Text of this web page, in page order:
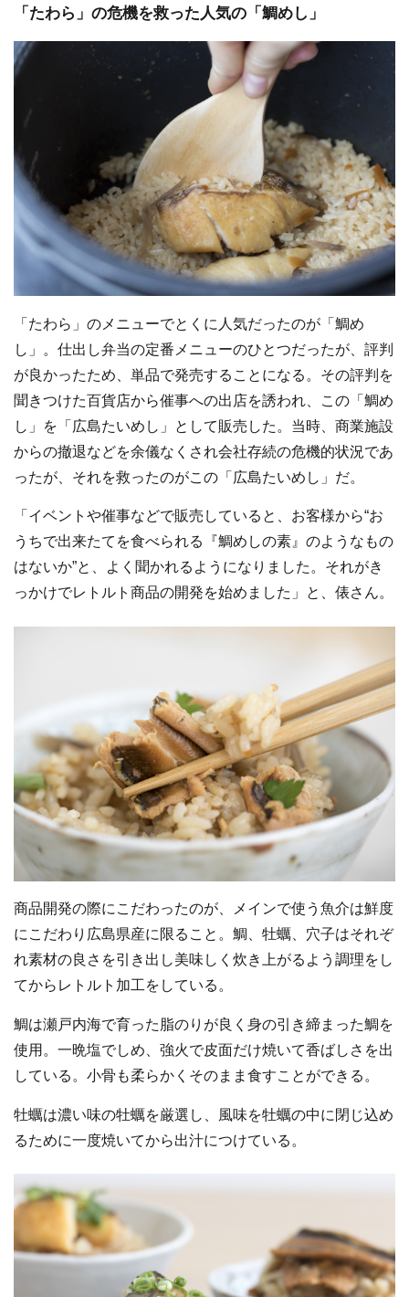
「たわら」の危機を救った人気の「鯛めし」
「たわら」のメニューでとくに人気だったのが「鯛め
し」。仕出し弁当の定番メニューのひとつだったが、評判
が良かったため、単品で発売することになる。その評判を
聞きつけた百貨店から催事への出店を誘われ、この「鯛め
し」を「広島たいめし」として販売した。当時、商業施設
からの撤退などを余儀なくされ会社存続の危機的状況であ
ったが、それを救ったのがこの「広島たいめし」だ。
「イベントや催事などで販売していると、お客様から“お
うちで出来たてを食べられる『鯛めしの素』のようなもの
はないか”と、よく聞かれるようになりました。それがき
っかけでレトルト商品の開発を始めました」と、俵さん。
商品開発の際にこだわったのが、メインで使う魚介は鮮度
にこだわり広島県産に限ること。鯛、牡蠣、穴子はそれぞ
れ素材の良さを引き出し美味しく炊き上がるよう調理をし
てからレトルト加工をしている。
鯛は瀬戸内海で育った脂のりが良く身の引き締まった鯛を
使用。一晩塩でしめ、強火で皮面だけ焼いて香ばしさを出
している。小骨も柔らかくそのまま食すことができる。
牡蠣は濃い味の牡蠣を厳選し、風味を牡蠣の中に閉じ込め
るために一度焼いてから出汁につけている。